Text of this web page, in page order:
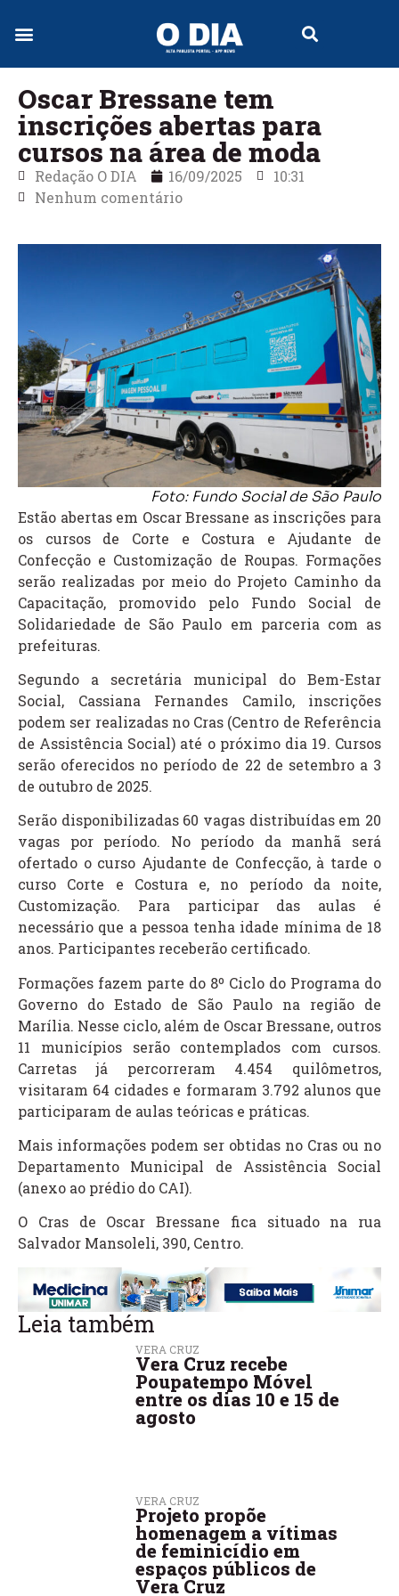
Oscar Bressane tem
inscrições abertas para
cursos na área de moda
Redação O DIA 16/09/2025
10:31
Nenhum comentário
Foto: Fundo Social de São Paulo
Estão abertas em Oscar Bressane as inscrições para
os cursos de Corte e Costura e Ajudante de
Confecção e Customização de Roupas. Formações
serão realizadas por meio do Projeto Caminho da
Capacitação, promovido pelo Fundo Social de
Solidariedade de São Paulo em parceria com as
prefeituras.
Segundo a secretária municipal do Bem-Estar
Social, Cassiana Fernandes Camilo, inscrições
podem ser realizadas no Cras (Centro de Referência
de Assistência Social) até o próximo dia 19. Cursos
serão oferecidos no período de 22 de setembro a 3
de outubro de 2025.
Serão disponibilizadas 60 vagas distribuídas em 20
vagas por período. No período da manhã será
ofertado o curso Ajudante de Confecção, à tarde o
curso Corte e Costura e, no período da noite,
Customização. Para participar das aulas é
necessário que a pessoa tenha idade mínima de 18
anos. Participantes receberão certificado.
Formações fazem parte do 8º Ciclo do Programa do
Governo do Estado de São Paulo na região de
Marília. Nesse ciclo, além de Oscar Bressane, outros
11 municípios serão contemplados com cursos.
Carretas já percorreram 4.454 quilômetros,
visitaram 64 cidades e formaram 3.792 alunos que
participaram de aulas teóricas e práticas.
Mais informações podem ser obtidas no Cras ou no
Departamento Municipal de Assistência Social
(anexo ao prédio do CAI).
O Cras de Oscar Bressane fica situado na rua
Salvador Mansoleli, 390, Centro.
Leia também
VERA CRUZ
Vera Cruz recebe
Poupatempo Móvel
entre os dias 10 e 15 de
agosto
VERA CRUZ
Projeto propõe
homenagem a vítimas
de feminicídio em
espaços públicos de
Vera Cruz